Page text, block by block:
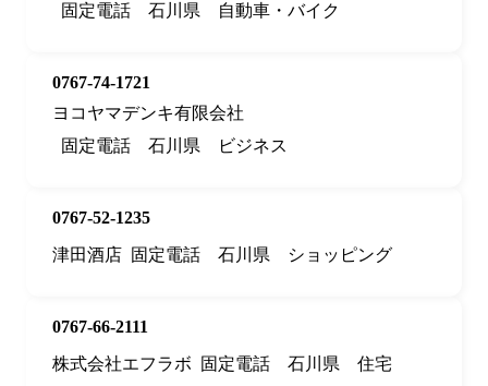
固定電話
石川県 自動車・バイク
0767-74-1721
ヨコヤマデンキ有限会社
固定電話
石川県 ビジネス
0767-52-1235
津田酒店 固定電話 石川県 ショッピング
0767-66-2111
株式会社エフラボ
固定電話 石川県 住宅